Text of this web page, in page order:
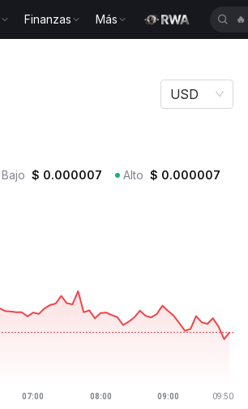
Finanzas Más 🔥
USD
Bajo $ 0.000007 Alto $ 0.000007